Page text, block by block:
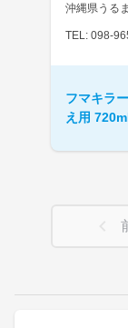
沖縄県うる
TEL: 098-
フマキラ
え用